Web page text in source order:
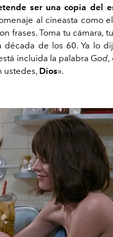
ser una copia del
al cineasta como
frases. Toma tu cámara,
década de los 60. Ya lo
incluida la palabra God,
ustedes, Dios».